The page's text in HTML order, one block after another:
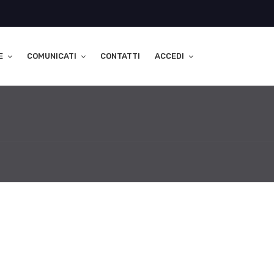
COMUNICATI CONTATTI ACCEDI